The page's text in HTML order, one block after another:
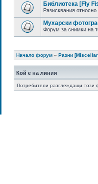
Библиотека [Fly
Разисквания
Мухарски
Форум за снимки на
Начало форум» Разни
Кой е на линия
Потребители разглеждащи този